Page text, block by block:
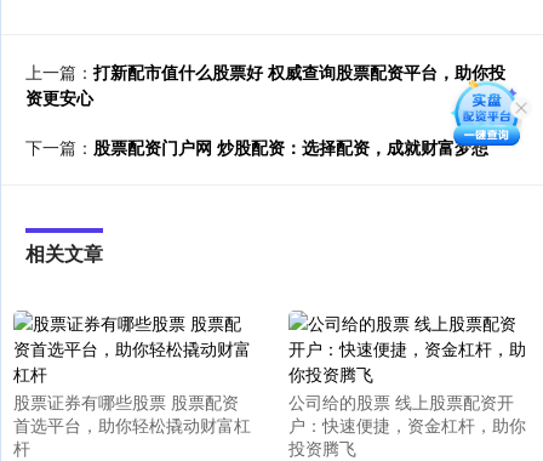
上一篇： 打新配市值什么股票好 权威查询股票配资平台，助你投
资更安心
下一篇： 股票配资门户网 炒股配资：选择配资，成就财富梦想
相关文章
股票证券有哪些股票 股票配资
首选平台，助你轻松撬动财富杠
杆
公司给的股票 线上股票配资开
户：快速便捷，资金杠杆，助你
投资腾飞